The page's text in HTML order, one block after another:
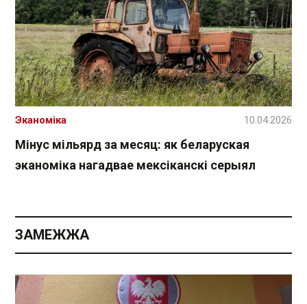
Мінус мільярд за месяц: як беларуская
эканоміка нагадвае мексіканскі серыял
Эканоміка 10.04.2026
ЗАМЕЖЖА